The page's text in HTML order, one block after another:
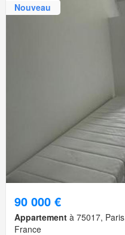
Nouveau
90 000 €
Appartement à 75017,
France